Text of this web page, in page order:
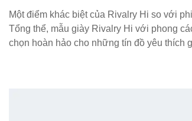
Một điểm khác biệt của Rivalry Hi so với
Tổng thể, mẫu giày Rivalry Hi với phong
chọn hoàn hảo cho những tín đồ yêu thích